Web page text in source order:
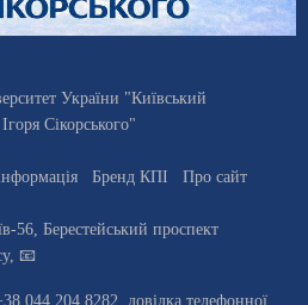
України "Київський
Сікорського"
Бренд КПІ
Про сайт
-56, Берестейський проспект
, 📧
044 204 8282 , довiдка телефонної